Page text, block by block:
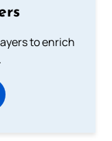
to enrich